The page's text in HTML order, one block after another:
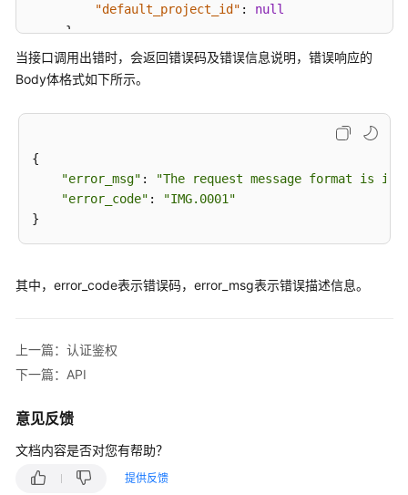
项
常
问
帮
通
考
任
担
"default_project_id" :
null
}
}
当接口调用出错时，会返回错误码及错误信息说明，错误响应的
Body体格式如下所示。
{
"error_msg" :
"The request message format is
"error_code" :
"IMG.0001"
其中，error_code表示错误码，error_msg表示错误描述信息。
上一篇：认证鉴权
下一篇：API
意见反馈
文档内容是否对您有帮助？
提供反馈